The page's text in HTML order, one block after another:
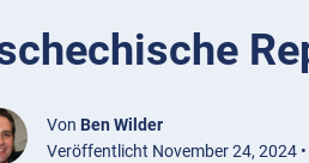
Von Ben Wilder
Veröffentlicht November 24, 2024